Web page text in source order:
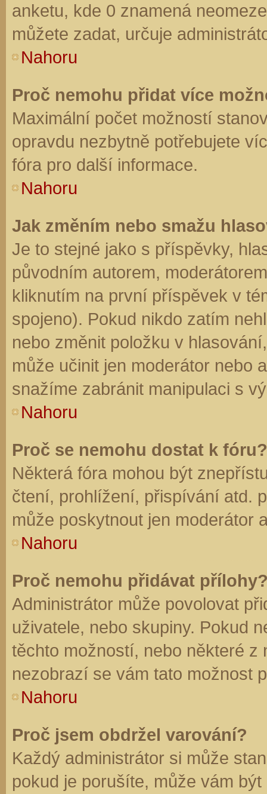
anketu, kde 0 znamená
můžete zadat, určuje
Nahoru
Proč nemohu přidat více
Maximální počet možností
opravdu nezbytně potřebujete
fóra pro další informace.
Nahoru
Jak změním nebo smažu
Je to stejné jako s příspěvky,
původním autorem,
kliknutím na první příspěvek v
spojeno). Pokud nikdo zatím
nebo změnit položku v
může učinit jen moderátor nebo
snažíme zabránit manipulaci s
Nahoru
Proč se nemohu dostat k fóru?
Některá fóra mohou být
čtení, prohlížení, přispívání atd.
může poskytnout jen moderátor
Nahoru
Proč nemohu přidávat
Administrátor může povolovat
uživatele, nebo skupiny. Pokud
těchto možností, nebo některé z
nezobrazí se vám tato možnost
Nahoru
Proč jsem obdržel varování?
Každý administrátor si může
pokud je porušíte, může vám